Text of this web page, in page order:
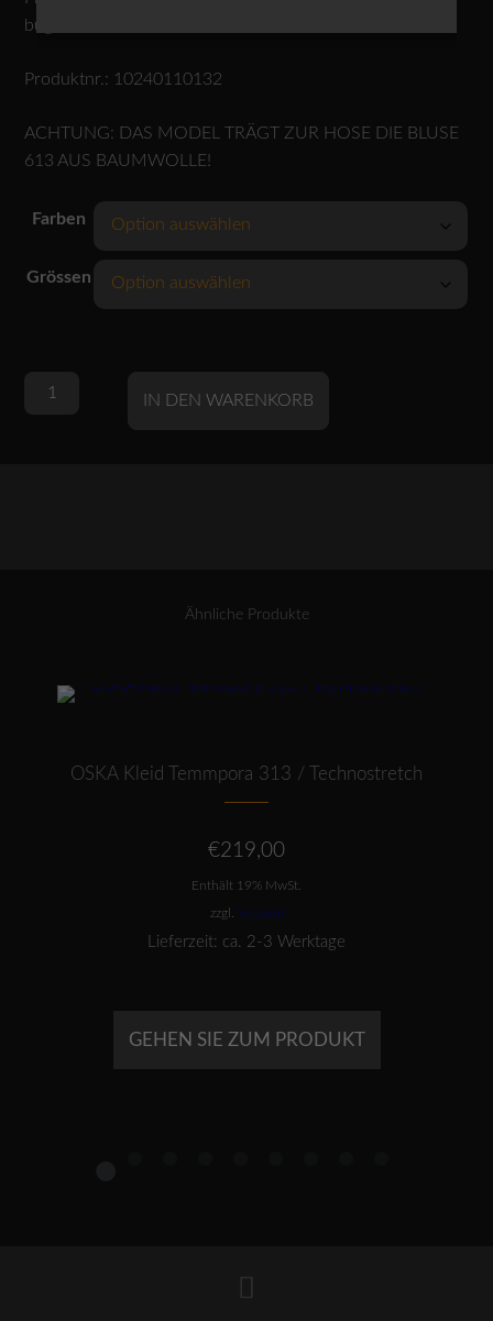
bügeln.
Produktnr.: 10240110132
ACHTUNG: DAS MODEL TRÄGT ZUR HOSE DIE BLUSE
613 AUS BAUMWOLLE!
Farben
Grössen
OSKA
IN DEN WARENKORB
Ähnliche Produkte
Dieses Produkt weist mehrere Varianten auf. Die Optionen können auf der Produktseite gewählt werden
OSKA Kleid Temmpora 313 / Technostretch
€219,00
Enthält 19% MwSt.
zzgl. Versand
Lieferzeit: ca. 2-3 Werktage
GEHEN SIE ZUM PRODUKT